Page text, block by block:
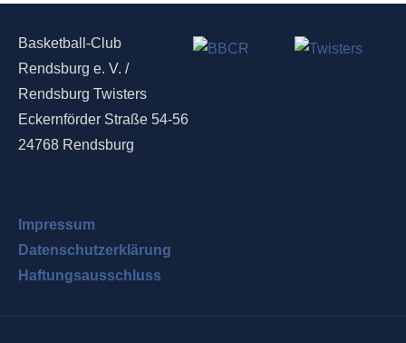
Basketball-Club
Rendsburg e. V. /
Rendsburg Twisters
Eckernförder Straße 54-56
24768 Rendsburg
Impressum
Datenschutzerklärung
Haftungsausschluss